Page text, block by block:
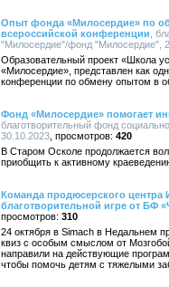
Опыт фонда «Милосердие» по
всероссийской конференции ,
"Милосердие"/фонд "Милосердие",
Образовательный проект «Школа
«Милосердие», представлен как
конференции по обмену опытом в
Фонд «Милосердие» помогает
благотворительный фонд
30.10.2023
420
В Старом Осколе продолжается
приобщить к активному
Команда продюсерского центра
благотворительной игре от БФ
310
24 октября в Simach в Недальнем
квиз с особым смыслом от
направили на действующие
чтобы помочь детям с тяжелыми